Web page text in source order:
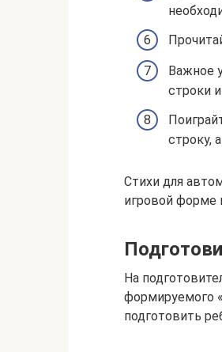
Важное
строки
строку,
Стихи для
игровой форме
На
формируемого
подготовить